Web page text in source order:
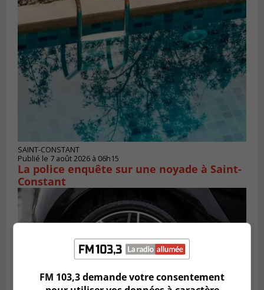
SAINT-CONSTANT
Publié le 7 août 2026 à 06h15
La police enquête sur une noyade à Saint-
Constant
FM 103,3 demande votre consentement